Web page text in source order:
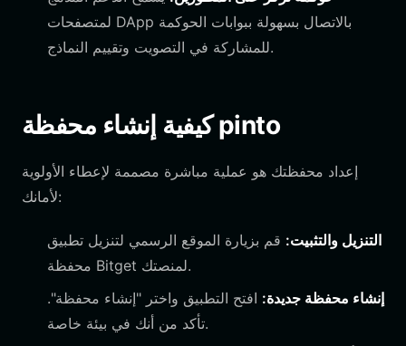
لمتصفحات DApp بالاتصال بسهولة ببوابات الحوكمة
للمشاركة في التصويت وتقييم النماذج.
كيفية إنشاء محفظة pinto
إعداد محفظتك هو عملية مباشرة مصممة لإعطاء الأولوية
لأمانك:
التنزيل والتثبيت: قم بزيارة الموقع الرسمي لتنزيل تطبيق
محفظة Bitget لمنصتك.
إنشاء محفظة جديدة: افتح التطبيق واختر "إنشاء محفظة".
تأكد من أنك في بيئة خاصة.